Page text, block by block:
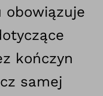
obowiązuje
kończyn
samej